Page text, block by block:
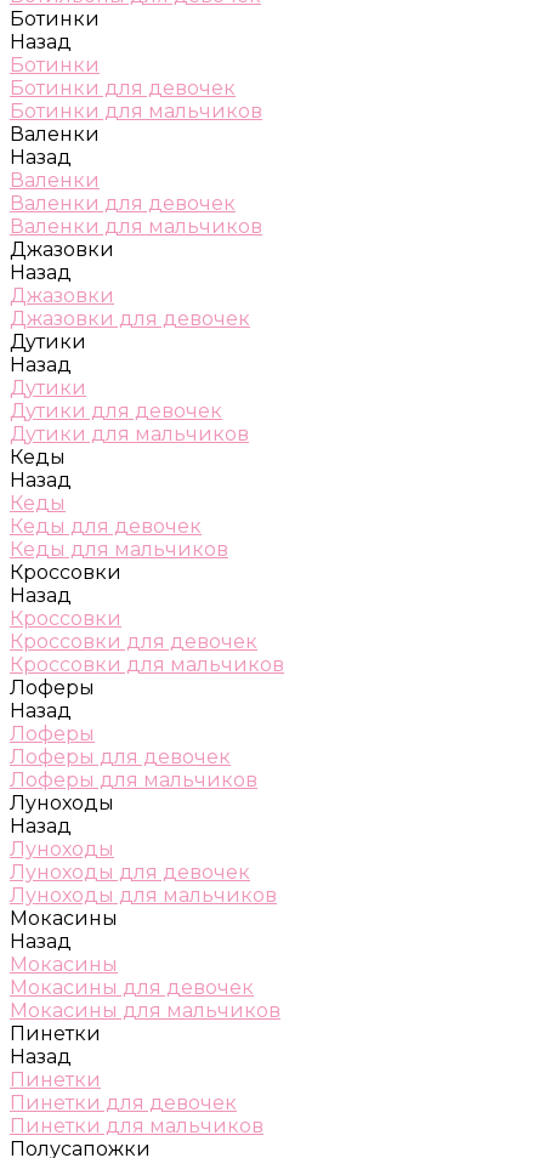
Ботинки
Назад
Ботинки
Ботинки для девочек
Ботинки для мальчиков
Валенки
Назад
Валенки
Валенки для девочек
Валенки для мальчиков
Джазовки
Назад
Джазовки
Джазовки для девочек
Дутики
Назад
Дутики
Дутики для девочек
Дутики для мальчиков
Кеды
Назад
Кеды
Кеды для девочек
Кеды для мальчиков
Кроссовки
Назад
Кроссовки
Кроссовки для девочек
Кроссовки для мальчиков
Лоферы
Назад
Лоферы
Лоферы для девочек
Лоферы для мальчиков
Луноходы
Назад
Луноходы
Луноходы для девочек
Луноходы для мальчиков
Мокасины
Назад
Мокасины
Мокасины для девочек
Мокасины для мальчиков
Пинетки
Назад
Пинетки
Пинетки для девочек
Пинетки для мальчиков
Полусапожки